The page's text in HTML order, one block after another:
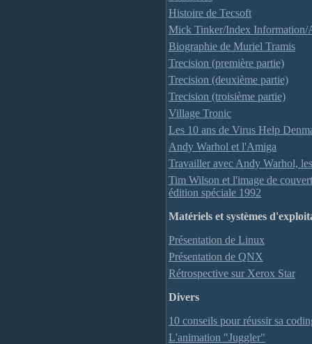
Histoire de Tecsoft
Mick Tinker/Index Information/
Biographie de Muriel Tramis
Trecision (première partie)
Trecision (deuxième partie)
Trecision (troisième partie)
Village Tronic
Les 10 ans de Virus Help
Andy Warhol et l'Amiga
Travailler avec Andy Warhol,
Tim Wilson et l'image de
édition spéciale 1992
Matériels et systèmes
Présentation de Linux
Présentation de QNX
Rétrospective sur Xerox Star
Divers
10 conseils pour réussir sa
L'animation "Juggler"